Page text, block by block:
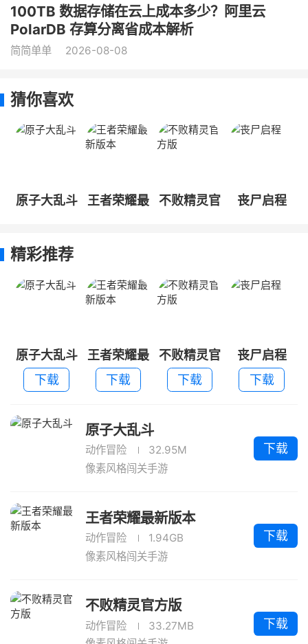
100TB 数据存储在云上成本多少？阿里云
PolarDB 存算分离省成本解析
简简单单 2026-08-08
猜你喜欢
原子大乱斗
王者荣耀最
不败精灵官
丧尸启程
精彩推荐
原子大乱斗
下载
王者荣耀最
新版本
下载
不败精灵官
方版
下载
丧尸启程
下载
原子大乱斗
动作冒险
32.95M
像素风格闯关手游
下载
王者荣耀最新版本
动作冒险
1.94GB
像素风格闯关手游
下载
不败精灵官方版
动作冒险
33.27MB
下载